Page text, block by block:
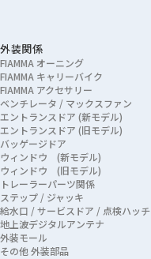
外装関係
FIAMMA オーニング
FIAMMA キャリーバイク
FIAMMA アクセサリー
ベンチレータ / マックスファン
エントランスドア (新モデル)
エントランスドア (旧モデル)
バッゲージドア
ウィンドウ (新モデル)
ウィンドウ (旧モデル)
トレーラーパーツ関係
ステップ / ジャッキ
給水口 / サービスドア / 点検ハッチ
地上波デジタルアンテナ
外装モール
その他 外装部品